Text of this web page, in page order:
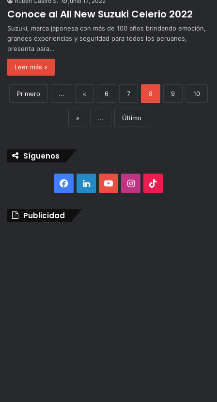
Conoce al All New Suzuki Celerio 2022
Suzuki, marca japonesa con más de 100 años brindando emoción,
grandes experiencias y seguridad para todos los peruanos,
presenta para…
Leer más »
Primero ... « 6 7 8 9 10
» ... Último
Síguenos
Facebook
LinkedInYouTubeInstagram
Publicidad